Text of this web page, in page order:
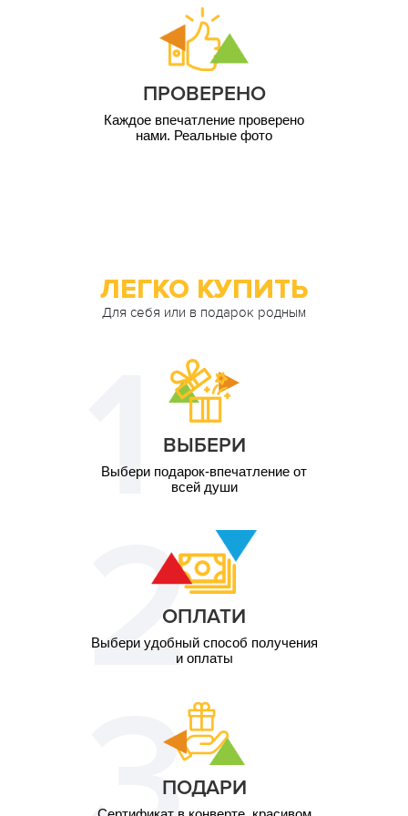
грн
5 000
грн
10 000
грн
ПРОВЕРЕНО
Каждое впечатление проверено
нами. Реальные фото
ЛЕГКО КУПИТЬ
Для себя или в подарок родным
ВЫБЕРИ
Выбери подарок-впечатление от
всей души
ОПЛАТИ
Выбери удобный способ получения
и оплаты
ПОДАРИ